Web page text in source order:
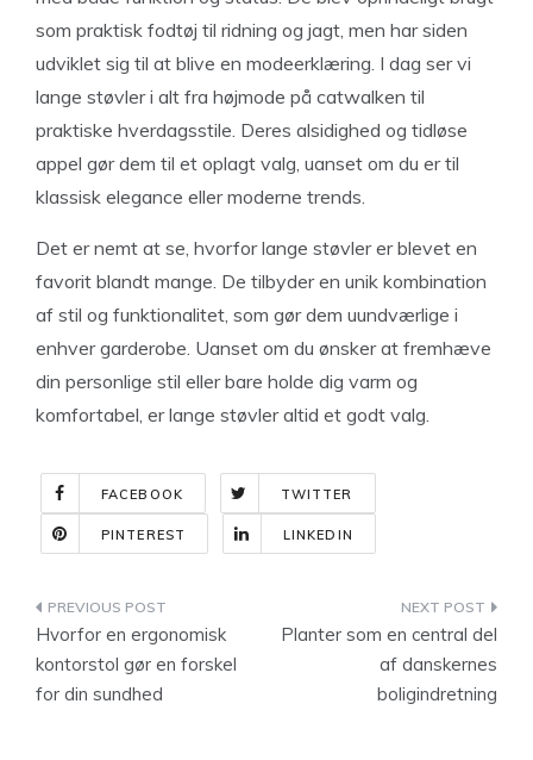
som praktisk fodtøj til ridning og jagt, men har siden
udviklet sig til at blive en modeerklæring. I dag ser vi
lange støvler i alt fra højmode på catwalken til
praktiske hverdagsstile. Deres alsidighed og tidløse
appel gør dem til et oplagt valg, uanset om du er til
klassisk elegance eller moderne trends.
Det er nemt at se, hvorfor lange støvler er blevet en
favorit blandt mange. De tilbyder en unik kombination
af stil og funktionalitet, som gør dem uundværlige i
enhver garderobe. Uanset om du ønsker at fremhæve
din personlige stil eller bare holde dig varm og
komfortabel, er lange støvler altid et godt valg.
FACEBOOK TWITTER
PINTEREST LINKEDIN
Indlægsnavigation
Hvorfor en ergonomisk
kontorstol gør en forskel
for din sundhed
Planter som en central del
af danskernes
boligindretning